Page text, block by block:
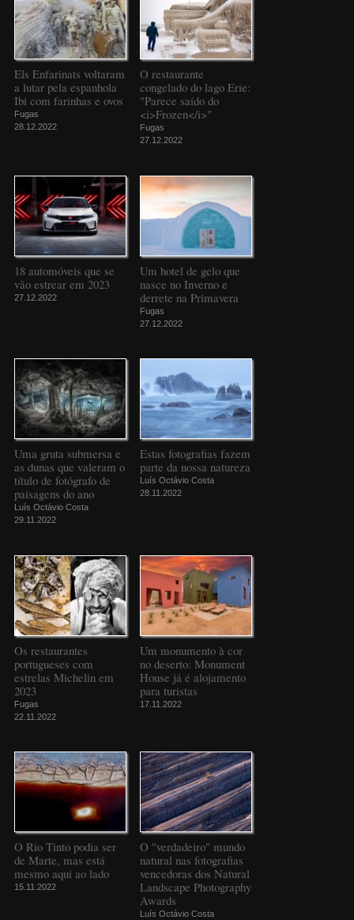
Els Enfarinats voltaram
a lutar pela espanhola
Ibi com farinhas e ovos
Fugas
28.12.2022
O restaurante
congelado do lago Erie:
"Parece saído do
<i>Frozen</i>"
Fugas
27.12.2022
18 automóveis que se
vão estrear em 2023
27.12.2022
Um hotel de gelo que
nasce no Inverno e
derrete na Primavera
Fugas
27.12.2022
Uma gruta submersa e
as dunas que valeram o
título de fotógrafo de
paisagens do ano
Luís Octávio Costa
29.11.2022
Estas fotografias fazem
parte da nossa natureza
Luís Octávio Costa
28.11.2022
Os restaurantes
portugueses com
estrelas Michelin em
2023
Fugas
22.11.2022
Um monumento à cor
no deserto: Monument
House já é alojamento
para turistas
17.11.2022
O Rio Tinto podia ser
de Marte, mas está
mesmo aqui ao lado
15.11.2022
O "verdadeiro" mundo
natural nas fotografias
vencedoras dos Natural
Landscape Photography
Awards
Luís Octávio Costa